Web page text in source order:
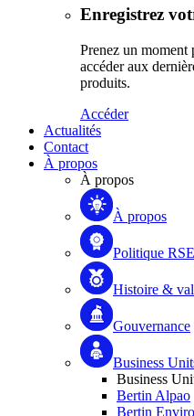
Enregistrez
Prenez un moment
accéder aux
produits.
Accéder
Actualités
Contact
À propos
À propos
À propos
Politique
Histoire &
Gouvernance
Business
Business
Bertin Alpao
Bertin